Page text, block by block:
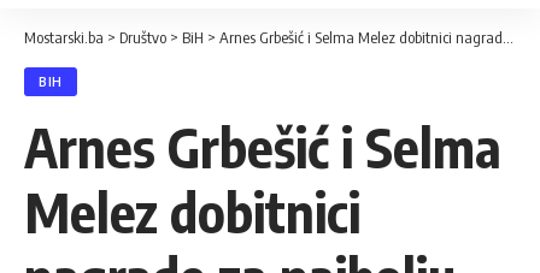
Mostarski.ba > Društvo > BiH > Arnes Grbešić i Selma Melez dobitnici nagrade za najbolju novinarsku priču o procesu pristupanja BiH
BIH
Arnes Grbešić i Selma
Melez dobitnici